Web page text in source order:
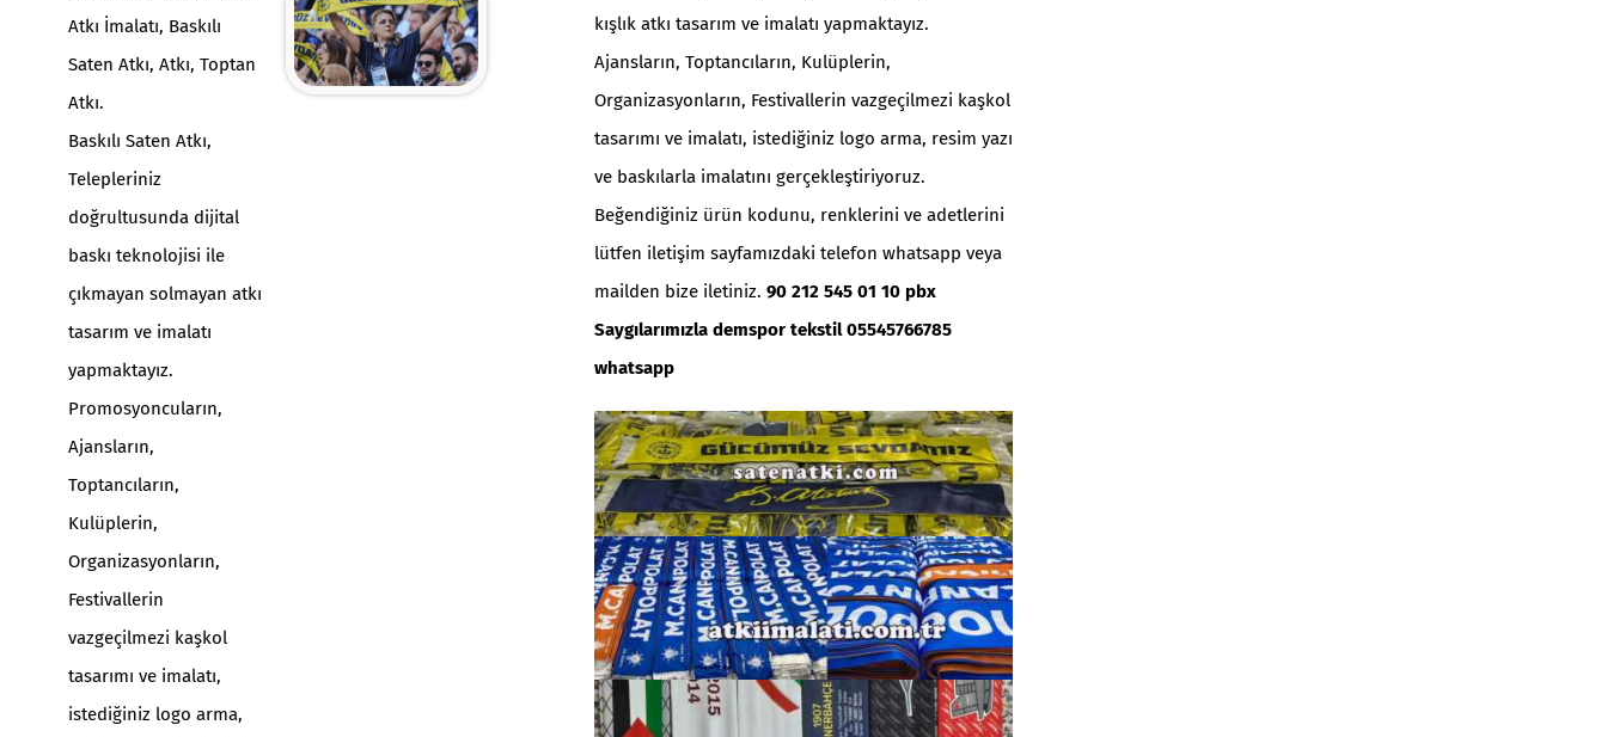
Atkı İmalatı, Baskılı
Saten Atkı, Atkı, Toptan
Atkı.
Baskılı Saten Atkı,
Telepleriniz
doğrultusunda dijital
baskı teknolojisi ile
çıkmayan solmayan atkı
tasarım ve imalatı
yapmaktayız.
Promosyoncuların,
Ajansların,
Toptancıların,
Kulüplerin,
Organizasyonların,
Festivallerin
vazgeçilmezi kaşkol
tasarımı ve imalatı,
istediğiniz logo arma,
kışlık atkı tasarım ve imalatı yapmaktayız.
Ajansların, Toptancıların, Kulüplerin,
Organizasyonların, Festivallerin vazgeçilmezi kaşkol
tasarımı ve imalatı, istediğiniz logo arma, resim yazı
ve baskılarla imalatını gerçekleştiriyoruz.
Beğendiğiniz ürün kodunu, renklerini ve adetlerini
lütfen iletişim sayfamızdaki telefon whatsapp veya
mailden bize iletiniz. 90 212 545 01 10 pbx
Saygılarımızla demspor tekstil 05545766785
whatsapp